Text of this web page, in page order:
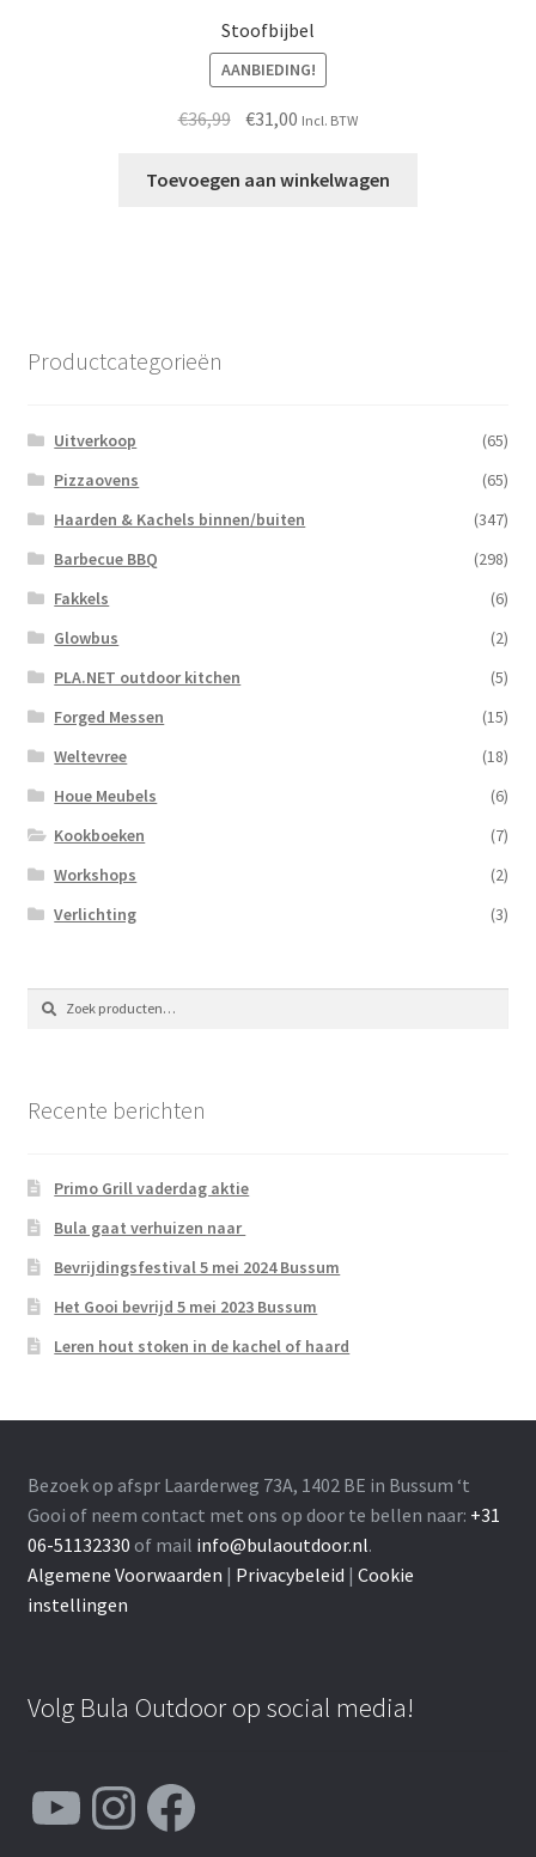
Stoofbijbel
AANBIEDING!
€36,99 Oorspronkelijke
was:
€31,00 Huidige
is:
Incl. BTW
Toevoegen aan winkelwagen
Productcategorieën
Uitverkoop
(65)
Pizzaovens
(65)
Haarden & Kachels binnen/buiten
(347)
Barbecue BBQ
(298)
Fakkels
(6)
Glowbus
(2)
PLA.NET outdoor kitchen
(5)
Forged Messen
(15)
Weltevree
(18)
Houe Meubels
(6)
Kookboeken
(7)
Workshops
(2)
Verlichting
(3)
Zoeken
naar:
Zoeken
Recente berichten
Primo Grill vaderdag aktie
Bula gaat verhuizen naar
Bevrijdingsfestival 5 mei 2024 Bussum
Het Gooi bevrijd 5 mei 2023 Bussum
Leren hout stoken in de kachel of haard
Bezoek op afspr Laarderweg 73A, 1402 BE in Bussum ‘t
Gooi of neem contact met ons op door te bellen naar: +31
06-51132330 of mail info@bulaoutdoor.nl.
Algemene Voorwaarden | Privacybeleid | Cookie
instellingen
Volg Bula Outdoor op social media!
YouTube Instagram Facebook